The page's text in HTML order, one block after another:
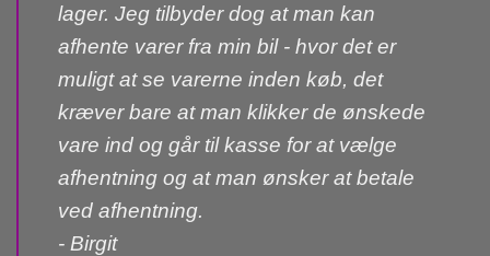
lager. Jeg tilbyder dog at man kan
afhente varer fra min bil - hvor det er
muligt at se varerne inden køb, det
kræver bare at man klikker de ønskede
vare ind og går til kasse for at vælge
afhentning og at man ønsker at betale
ved afhentning.
- Birgit